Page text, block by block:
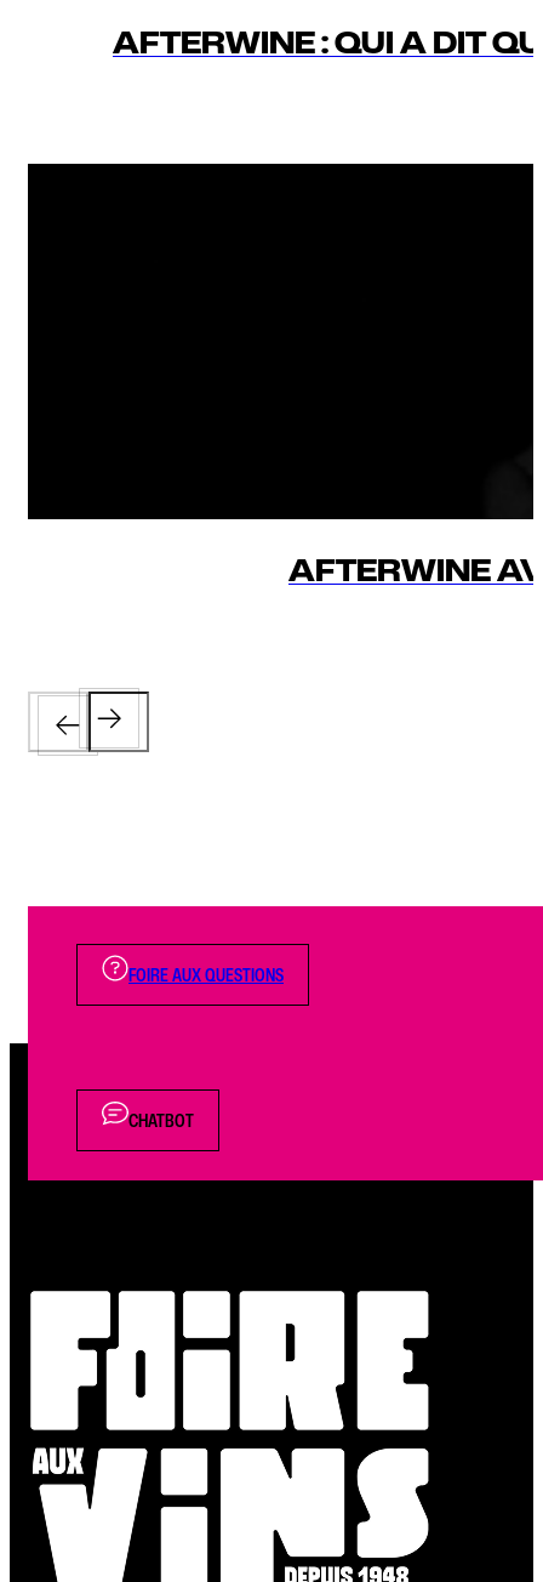
AFTERWINE : QUI A DIT
AFTERWINE
FOIRE AUX QUESTIONS
CHATBOT